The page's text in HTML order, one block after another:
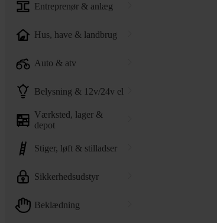
entreprenør & anlæg
hus, have & landbrug
auto & atv
belysning & 12v/24v el
værksted, lager &
depot
stiger, løft & stilladser
sikkerhedsudstyr
beklædning